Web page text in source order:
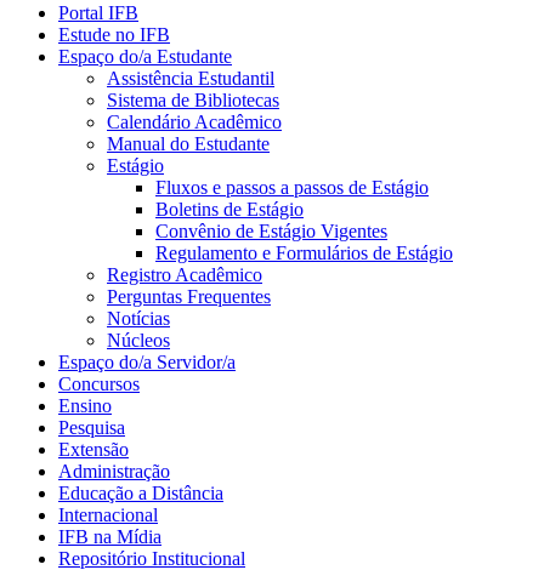
Portal IFB
Estude no IFB
Espaço do/a Estudante
Assistência Estudantil
Sistema de Bibliotecas
Calendário Acadêmico
Manual do Estudante
Estágio
Fluxos e passos a passos de Estágio
Boletins de Estágio
Convênio de Estágio Vigentes
Regulamento e Formulários de Estágio
Registro Acadêmico
Perguntas Frequentes
Notícias
Núcleos
Espaço do/a Servidor/a
Concursos
Ensino
Pesquisa
Extensão
Administração
Educação a Distância
Internacional
IFB na Mídia
Repositório Institucional